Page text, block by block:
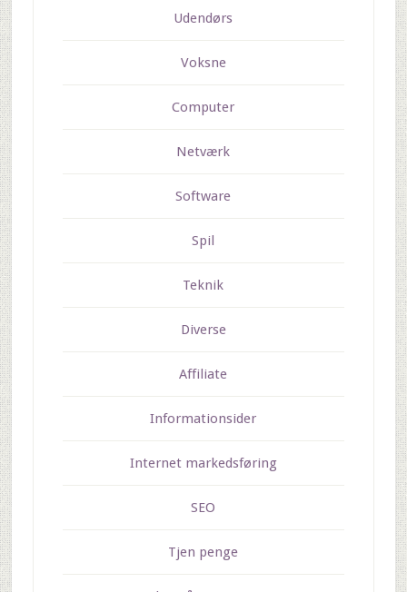
Udendørs
Voksne
Computer
Netværk
Software
Spil
Teknik
Diverse
Affiliate
Informationsider
Internet markedsføring
SEO
Tjen penge